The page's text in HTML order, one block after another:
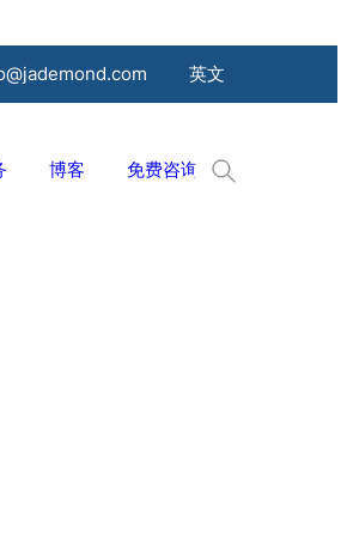
英文
博客 免费咨询